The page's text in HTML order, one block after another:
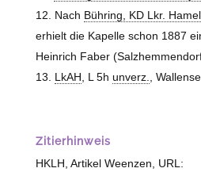
Nach Bühring, KD Lkr.
erhielt die Kapelle schon 1887
Heinrich Faber (
LkAH , L 5h unverz.,
Zitierhinweis
HKLH, Artikel Weenzen, URL: